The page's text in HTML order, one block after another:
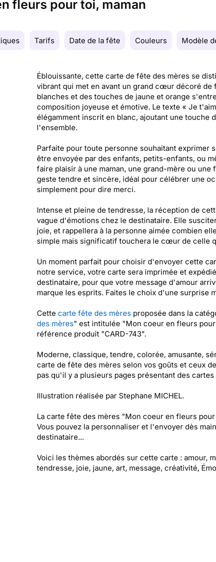
fleurs pour toi, maman
Tarifs Date de la fête Couleurs Modèle
Éblouissante, cette carte de fête des mères se
vibrant qui met en avant un grand cœur décoré de
blanches et des touches de jaune et orange
composition joyeuse et émotive. Le texte « Je
élégamment inscrit en blanc, ajoutant une touche
l'ensemble.
Parfaite pour toute personne souhaitant exprimer
être envoyée par des enfants, petits-enfants, ou
faire plaisir à une maman, une grand-mère ou une
geste tendre et sincère, idéal pour célébrer une
simplement pour dire merci.
Intense et pleine de tendresse, la réception de
vague d'émotions chez le destinataire. Elle
joie, et rappellera à la personne aimée combien
simple mais significatif touchera le cœur de celle
Un moment parfait pour choisir d'envoyer cette
notre service, votre carte sera imprimée et
destinataire, pour que votre message d'amour
marque les esprits. Faites le choix d'une surprise
Cette carte fête des mèresproposée dans la
des mères" est intitulée "Mon coeur en fleurs
référence produit "CARD-743".
Moderne, classique, tendre, colorée, amusante,
carte de fête des mères selon vos goûts et ceux
pas qu'il y a plusieurs pages présentant des
Illustration réalisée par Stephane MICHEL.
La carte fête des mères "Mon coeur en fleurs
Vous pouvez la personnaliser et l'envoyer dès
destinataire...
Voici les thèmes abordés sur cette carte : amour,
tendresse, joie, jaune, art, message, créativité,